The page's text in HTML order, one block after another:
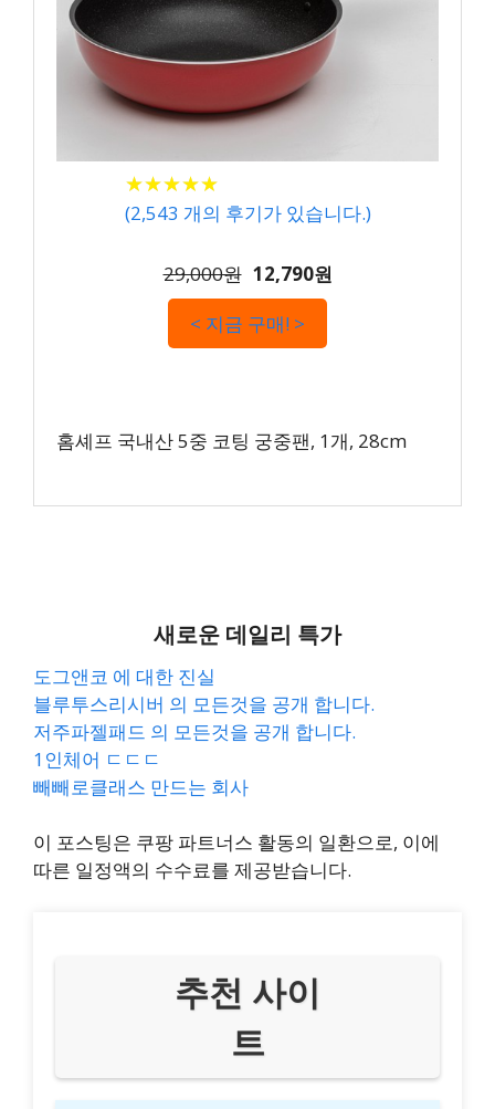
★★★★★
★★★★★
(2,543 개의 후기가 있습니다.)
29,000원 12,790원
< 지금 구매! >
홈셰프 국내산 5중 코팅 궁중팬, 1개, 28cm
새로운 데일리 특가
도그앤코 에 대한 진실
블루투스리시버 의 모든것을 공개 합니다.
저주파젤패드 의 모든것을 공개 합니다.
1인체어 ㄷㄷㄷ
빼빼로클래스 만드는 회사
이 포스팅은 쿠팡 파트너스 활동의 일환으로, 이에
따른 일정액의 수수료를 제공받습니다.
추천 사이
트